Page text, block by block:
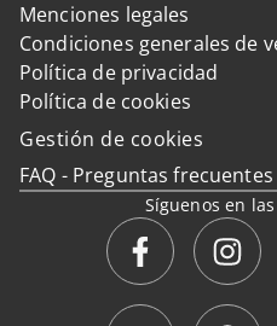
Menciones legales
Condiciones generales de
Política de privacidad
Política de cookies
Gestión de cookies
FAQ - Preguntas frecuentes
Síguenos en